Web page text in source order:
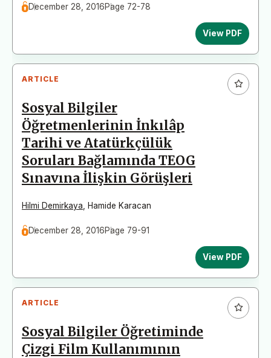
December 28, 2016Page 72-78
View PDF
ARTICLE
Sosyal Bilgiler
Öğretmenlerinin İnkılâp
Tarihi ve Atatürkçülük
Soruları Bağlamında TEOG
Sınavına İlişkin Görüşleri
Hilmi Demirkaya Hamide Karacan
December 28, 2016Page 79-91
View PDF
ARTICLE
Sosyal Bilgiler Öğretiminde
Çizgi Film Kullanımının